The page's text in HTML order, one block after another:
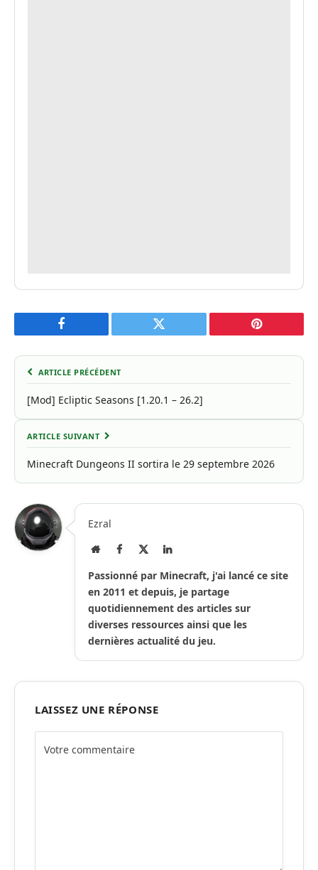
Facebook Twitter Pinterest
ARTICLE PRÉCÉDENT
[Mod] Ecliptic Seasons [1.20.1 – 26.2]
ARTICLE SUIVANT
Minecraft Dungeons II sortira le 29 septembre 2026
Ezral
Site
Facebook
X
LinkedIn
Passionné par Minecraft, j'ai lancé ce site
en 2011 et depuis, je partage
quotidiennement des articles sur
diverses ressources ainsi que les
dernières actualité du jeu.
LAISSEZ UNE RÉPONSE